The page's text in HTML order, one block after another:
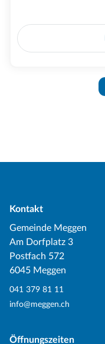
Kontakt
Gemeinde Meggen
Am Dorfplatz 3
Postfach 572
6045 Meggen
041 379 81 11
info@meggen.ch
Öffnungszeiten